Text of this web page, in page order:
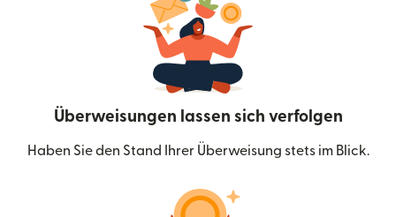
Überweisungen lassen sich verfolgen
Haben Sie den Stand Ihrer Überweisung stets im Blick.